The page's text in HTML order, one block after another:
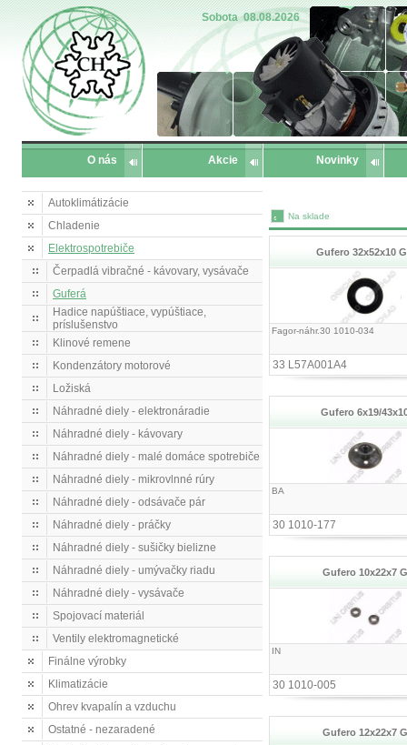
Sobota 08.08.2026
O nás Akcie Novinky
Autoklimátizácie
Chladenie
Elektrospotrebiče
Čerpadlá vibračné - kávovary, vysávače
Guferá
Hadice napúštiace, vypúštiace,
príslušenstvo
Klinové remene
Kondenzátory motorové
Ložiská
Náhradné diely - elektronáradie
Náhradné diely - kávovary
Náhradné diely - malé domáce spotrebiče
Náhradné diely - mikrovlnné rúry
Náhradné diely - odsávače pár
Náhradné diely - práčky
Náhradné diely - sušičky bielizne
Náhradné diely - umývačky riadu
Náhradné diely - vysávače
Spojovací materiál
Ventily elektromagnetické
Finálne výrobky
Klimatizácie
Ohrev kvapalín a vzduchu
Ostatné - nezaradené
Na sklade
Gufero 32x52x10
Fagor-náhr.30 1010-034
33 L57A001A4
Gufero 6x19/
BA
30 1010-177
Gufero 10x22x7 G
IN
30 1010-005
Gufero 12x22x7 G